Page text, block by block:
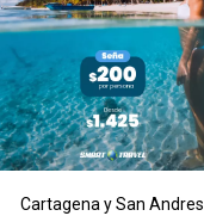
Cartagena y San Andres